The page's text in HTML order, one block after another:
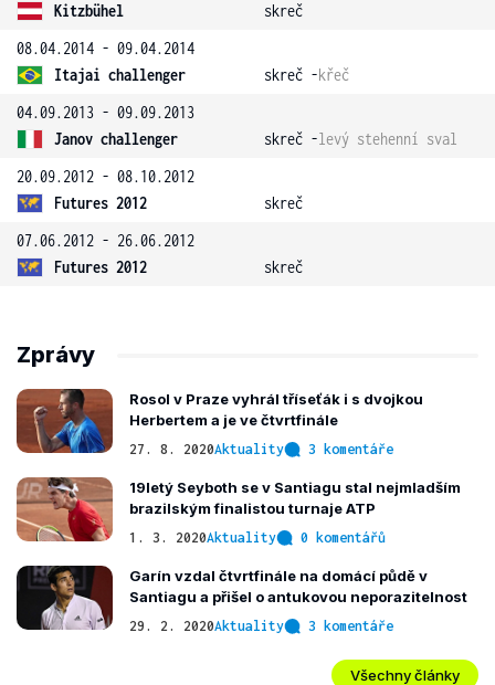
Kitzbühel
skreč
08.04.2014 - 09.04.2014
Itajai challenger
skreč -křeč
04.09.2013 - 09.09.2013
Janov challenger
skreč -levý stehenní sval
20.09.2012 - 08.10.2012
Futures 2012
skreč
07.06.2012 - 26.06.2012
Futures 2012
skreč
Zprávy
Rosol v Praze vyhrál tříseťák i s dvojkou
Herbertem a je ve čtvrtfinále
27. 8. 2020Aktuality 3 komentáře
19letý Seyboth se v Santiagu stal nejmladším
brazilským finalistou turnaje ATP
1. 3. 2020Aktuality 0 komentářů
Garín vzdal čtvrtfinále na domácí půdě v
Santiagu a přišel o antukovou neporazitelnost
29. 2. 2020Aktuality 3 komentáře
Všechny články